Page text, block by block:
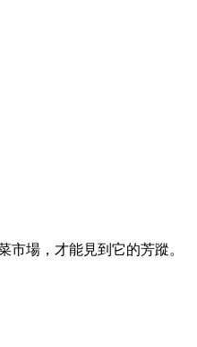
場，才能見到它的芳蹤。